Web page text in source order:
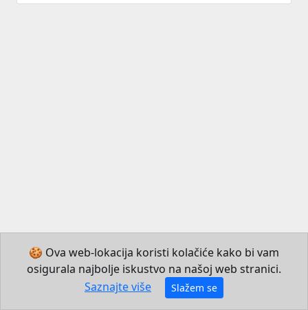
🍪 Ova web-lokacija koristi kolačiće kako bi vam
osigurala najbolje iskustvo na našoj web stranici.
Saznajte više
Slažem se
© 2026 Institut za hrvatski jezik i jezikoslovlje
Izradio JB Mechatronics